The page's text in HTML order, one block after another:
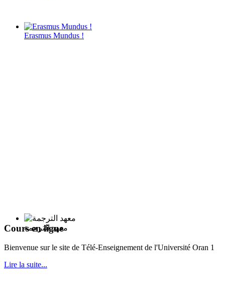
Erasmus Mundus !
معهد الترجمة
Cours en ligne
Bienvenue sur le site de Télé-Enseignement de l'Université Oran 1
Lire la suite...